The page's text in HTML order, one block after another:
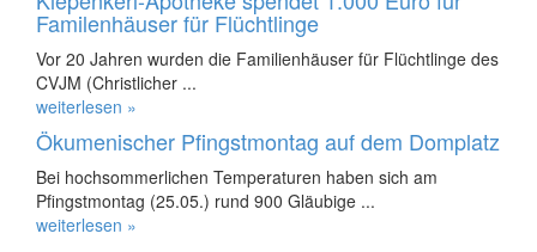
Familenhäuser für Flüchtlinge
Vor 20 Jahren wurden die Familienhäuser für Flüchtlinge des
CVJM (Christlicher ...
weiterlesen »
Ökumenischer Pfingstmontag auf dem Domplatz
Bei hochsommerlichen Temperaturen haben sich am
Pfingstmontag (25.05.) rund 900 Gläubige ...
weiterlesen »